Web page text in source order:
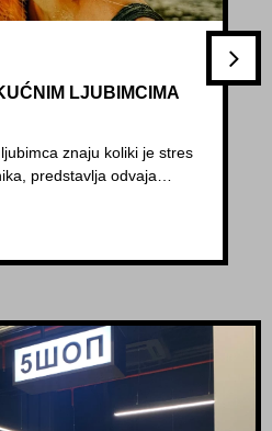
LJUBIMCIMA
znaju koliki je stres
predstavlja odvaja…